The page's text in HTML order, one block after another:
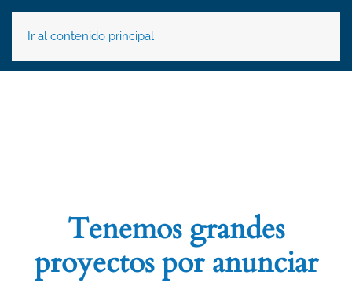
Ir al contenido principal
Tenemos grandes
proyectos por anunciar